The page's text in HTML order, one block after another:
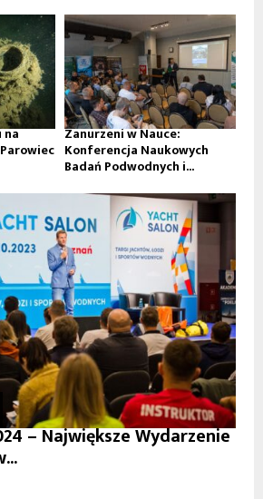
na Zanurzeni w Nauce:
Konferencja Naukowych
Badań Podwodnych i...
– Największe Wydarzenie